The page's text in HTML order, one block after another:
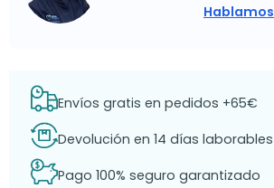
Hablamos
Envíos gratis en pedidos +65€
Devolución en 14 días laborables
Pago 100% seguro garantizado